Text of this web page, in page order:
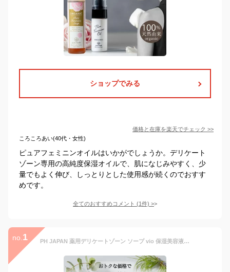
ショップでみる
価格と在庫を楽天でチェック >>
ころころあい(40代・女性)
ピュアフェミニンオイルはいかがでしょうか。デリケート
ゾーン専用の高純度保湿オイルで、肌になじみやすく、少
量でもよく伸び、しっとりとした使用感が続くのでおすす
めです。
全てのおすすめコメント (1件) >
no. 1 PH JAPAN 薬用デリケートゾーン ソープ vio 保湿美容液 におい かゆみ 黒ずみ 集中ケアセット ポンプタイプ 医薬部外品 保湿 乾燥 アミノ酸 乾燥 悩み フェムケア 170ml 120ml